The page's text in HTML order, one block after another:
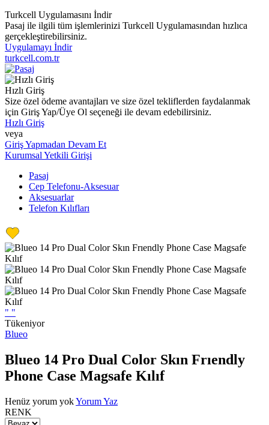
Turkcell Uygulamasını İndir
Pasaj ile ilgili tüm işlemlerinizi Turkcell Uygulamasından hızlıca
gerçekleştirebilirsiniz.
Uygulamayı İndir
turkcell.com.tr
Hızlı Giriş
Size özel ödeme avantajları ve size özel tekliflerden faydalanmak
için Giriş Yap/Üye Ol seçeneği ile devam edebilirsiniz.
Hızlı Giriş
veya
Giriş Yapmadan Devam Et
Kurumsal Yetkili Girişi
Pasaj
Cep Telefonu-Aksesuar
Aksesuarlar
Telefon Kılıfları
" "
Tükeniyor
Blueo
Blueo 14 Pro Dual Color Skın Frıendly
Phone Case Magsafe Kılıf
Henüz yorum yokYorum Yaz
RENK